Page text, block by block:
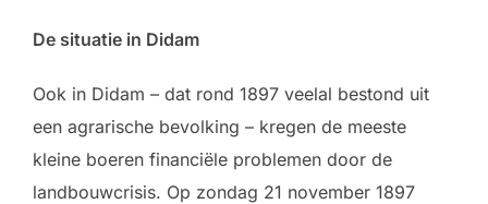
De situatie in Didam
Ook in Didam – dat rond 1897 veelal bestond uit
een agrarische bevolking – kregen de meeste
kleine boeren financiële problemen door de
landbouwcrisis. Op zondag 21 november 1897